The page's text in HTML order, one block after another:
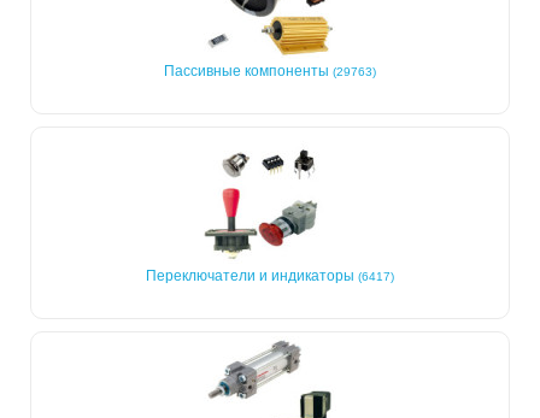
Пассивные компоненты (29763)
Переключатели и индикаторы (6417)